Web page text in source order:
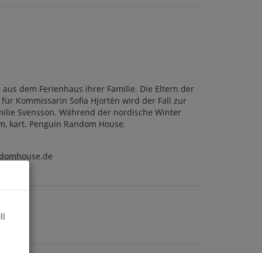
dem Ferienhaus ihrer Familie. Die Eltern der
Kommissarin Sofia Hjortén wird der Fall zur
Svensson. Während der nordische Winter
kart. Penguin Random House.